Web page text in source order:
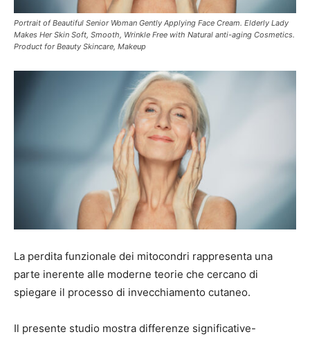
Portrait of Beautiful Senior Woman Gently Applying Face Cream. Elderly Lady
Makes Her Skin Soft, Smooth, Wrinkle Free with Natural anti-aging Cosmetics.
Product for Beauty Skincare, Makeup
La perdita funzionale dei mitocondri rappresenta una
parte inerente alle moderne teorie che cercano di
spiegare il processo di invecchiamento cutaneo.
Il presente studio mostra differenze significative-